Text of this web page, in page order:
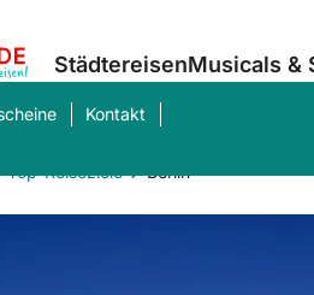
StädtereisenMusicals &
Kontakt
Sie?
Top-Reiseziele Berlin